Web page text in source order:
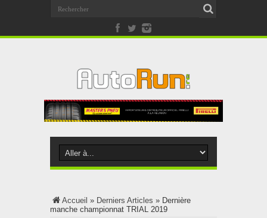
Accueil » Derniers Articles » Dernière
manche championnat TRIAL 2019